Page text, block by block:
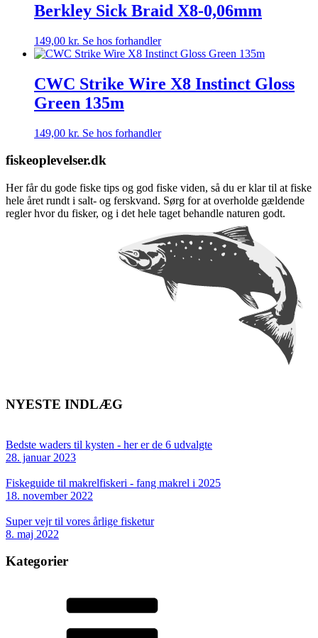
Berkley Sick Braid X8-0,06mm
149,00 kr. Se hos forhandler
CWC Strike Wire X8 Instinct Gloss
Green 135m
149,00 kr. Se hos forhandler
fiskeoplevelser.dk
Her får du gode fiske tips og god fiske viden, så du er klar til at fiske
hele året rundt i salt- og ferskvand. Sørg for at overholde gældende
regler hvor du fisker, og i det hele taget behandle naturen godt.
NYESTE INDLÆG
Bedste waders til kysten - her er de 6 udvalgte
28. januar 2023
Fiskeguide til makrelfiskeri - fang makrel i 2025
18. november 2022
Super vejr til vores årlige fisketur
8. maj 2022
Kategorier